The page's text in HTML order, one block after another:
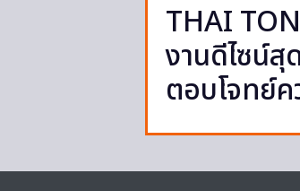
THAI
งานดีไซน์
ตอบโจทย์